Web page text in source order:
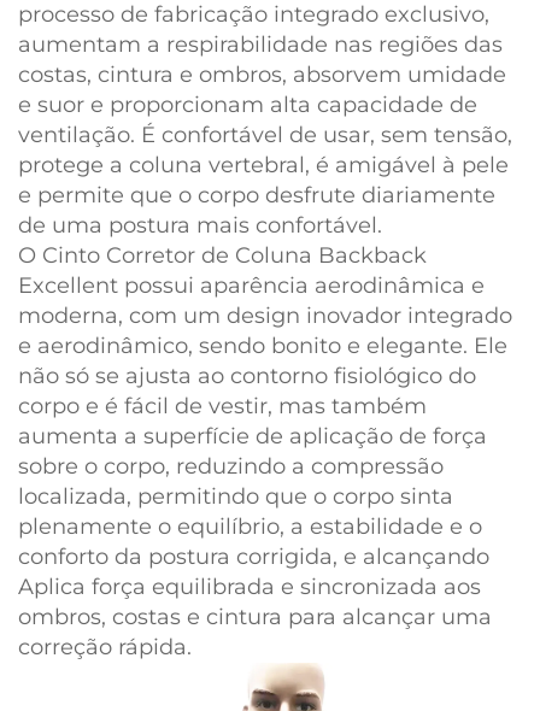
processo de fabricação integrado exclusivo,
aumentam a respirabilidade nas regiões das
costas, cintura e ombros, absorvem umidade
e suor e proporcionam alta capacidade de
ventilação. É confortável de usar, sem tensão,
protege a coluna vertebral, é amigável à pele
e permite que o corpo desfrute diariamente
de uma postura mais confortável.
O Cinto Corretor de Coluna Backback
Excellent possui aparência aerodinâmica e
moderna, com um design inovador integrado
e aerodinâmico, sendo bonito e elegante. Ele
não só se ajusta ao contorno fisiológico do
corpo e é fácil de vestir, mas também
aumenta a superfície de aplicação de força
sobre o corpo, reduzindo a compressão
localizada, permitindo que o corpo sinta
plenamente o equilíbrio, a estabilidade e o
conforto da postura corrigida, e alcançando
Aplica força equilibrada e sincronizada aos
ombros, costas e cintura para alcançar uma
correção rápida.